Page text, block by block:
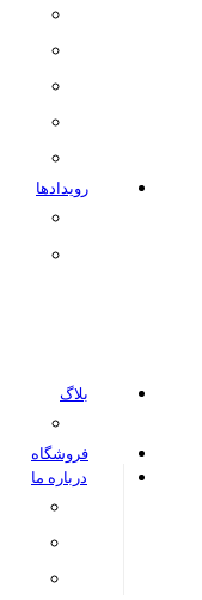
رویدادها
بلاگ
فروشگاه
درباره ما